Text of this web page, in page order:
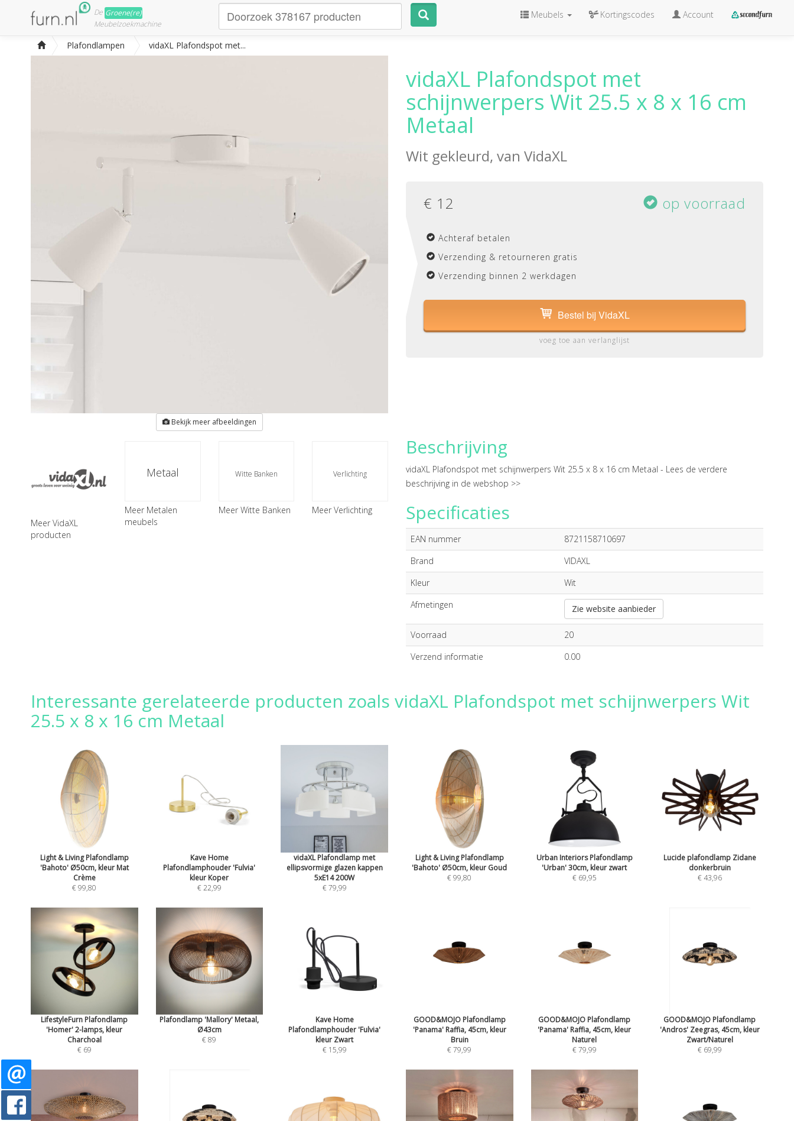
De Groene(re)
Meubelzoekmachine
Meubels Kortingscodes Account
Plafondlampen vidaXL Plafondspot met...
Bekijk meer afbeeldingen
vidaXL Plafondspot met
schijnwerpers Wit 25.5 x 8 x 16 cm
Metaal
Wit gekleurd, van VidaXL
€ 12 op voorraad
Achteraf betalen
Verzending & retourneren gratis
Verzending binnen 2 werkdagen
Bestel bij VidaXL
voeg toe aan verlanglijst
Meer VidaXL
producten
Metaal
Meer Metalen
meubels
Witte Banken
Meer Witte Banken
Verlichting
Meer Verlichting
Beschrijving
vidaXL Plafondspot met schijnwerpers Wit 25.5 x 8 x 16 cm Metaal - Lees de verdere
beschrijving in de webshop >>
Specificaties
EAN nummer
8721158710697
Brand
VIDAXL
Kleur
Wit
Afmetingen
Zie website aanbieder
Voorraad
20
Verzend informatie
0.00
Interessante gerelateerde producten zoals vidaXL Plafondspot met schijnwerpers Wit
25.5 x 8 x 16 cm Metaal
Light & Living Plafondlamp
'Bahoto' Ø50cm, kleur Mat
Crème
€ 99,80
Kave Home
Plafondlamphouder 'Fulvia'
kleur Koper
€ 22,99
vidaXL Plafondlamp met
ellipsvormige glazen kappen
5xE14 200W
€ 79,99
Light & Living Plafondlamp
'Bahoto' Ø50cm, kleur Goud
€ 99,80
Urban Interiors Plafondlamp
'Urban' 30cm, kleur zwart
€ 69,95
Lucide plafondlamp Zidane
donkerbruin
€ 43,96
LifestyleFurn Plafondlamp
'Homer' 2-lamps, kleur
Charchoal
€ 69
Plafondlamp 'Mallory' Metaal,
Ø43cm
€ 89
Kave Home
Plafondlamphouder 'Fulvia'
kleur Zwart
€ 15,99
GOOD&MOJO Plafondlamp
'Panama' Raffia, 45cm, kleur
Bruin
€ 79,99
GOOD&MOJO Plafondlamp
'Panama' Raffia, 45cm, kleur
Naturel
€ 79,99
GOOD&MOJO Plafondlamp
'Andros' Zeegras, 45cm, kleur
Zwart/Naturel
€ 69,99